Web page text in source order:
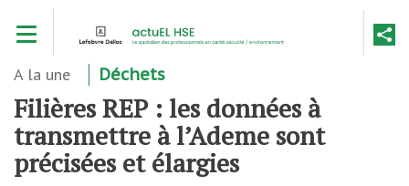
contenu
A la une Déchets
Filières REP : les données à
transmettre à l’Ademe sont
précisées et élargies